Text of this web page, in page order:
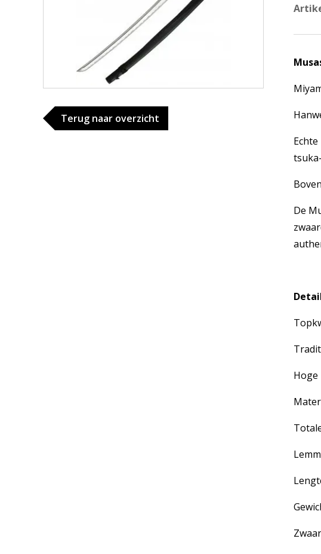
Terug naar overzicht
De